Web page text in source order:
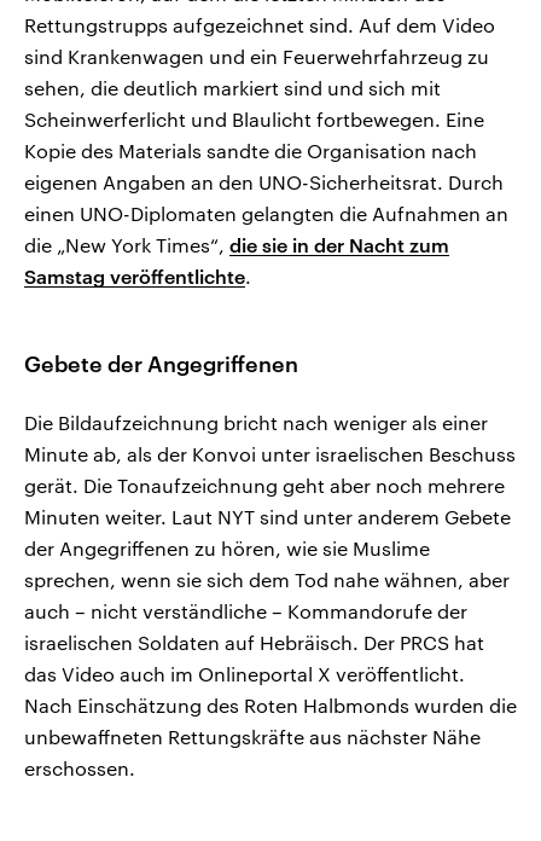
Rettungstrupps aufgezeichnet sind. Auf dem Video
sind Krankenwagen und ein Feuerwehrfahrzeug zu
sehen, die deutlich markiert sind und sich mit
Scheinwerferlicht und Blaulicht fortbewegen. Eine
Kopie des Materials sandte die Organisation nach
eigenen Angaben an den UNO-Sicherheitsrat. Durch
einen UNO-Diplomaten gelangten die Aufnahmen an
die „New York Times“, die sie in der Nacht zum
Samstag veröffentlichte.
Gebete der Angegriffenen
Die Bildaufzeichnung bricht nach weniger als einer
Minute ab, als der Konvoi unter israelischen Beschuss
gerät. Die Tonaufzeichnung geht aber noch mehrere
Minuten weiter. Laut NYT sind unter anderem Gebete
der Angegriffenen zu hören, wie sie Muslime
sprechen, wenn sie sich dem Tod nahe wähnen, aber
auch – nicht verständliche – Kommandorufe der
israelischen Soldaten auf Hebräisch. Der PRCS hat
das Video auch im Onlineportal X veröffentlicht.
Nach Einschätzung des Roten Halbmonds wurden die
unbewaffneten Rettungskräfte aus nächster Nähe
erschossen.